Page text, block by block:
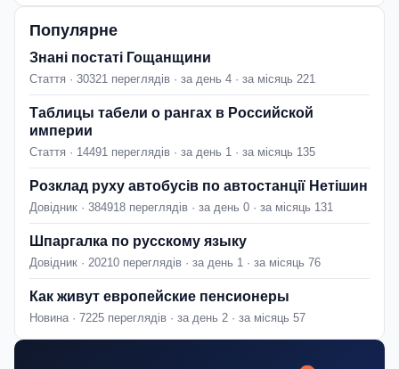
Популярне
Знані постаті Гощанщини
Стаття · 30321 переглядів · за день 4 · за місяць 221
Таблицы табели о рангах в Российской
империи
Стаття · 14491 переглядів · за день 1 · за місяць 135
Розклад руху автобусів по автостанції Нетішин
Довідник · 384918 переглядів · за день 0 · за місяць 131
Шпаргалка по русскому языку
Довідник · 20210 переглядів · за день 1 · за місяць 76
Как живут европейские пенсионеры
Новина · 7225 переглядів · за день 2 · за місяць 57